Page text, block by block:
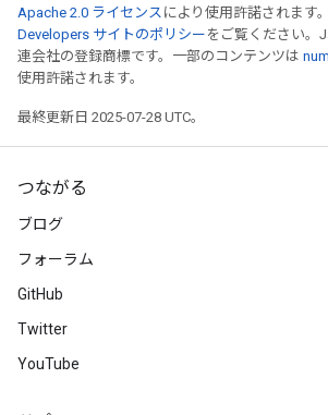
Apache 2.0 ライセンス により使用許諾されます
Developers サイトのポリシー をご覧ください。
連会社の登録商標です。一部のコンテンツは
使用許諾されます。
最終更新日 2025-07-28 UTC。
つながる
ブログ
フォーラム
GitHub
Twitter
YouTube